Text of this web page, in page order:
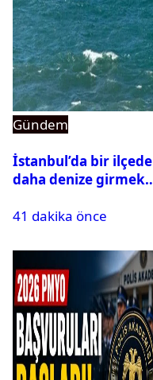
Gündem
İstanbul’da bir ilçede
daha denize girmek
41 dakika önce